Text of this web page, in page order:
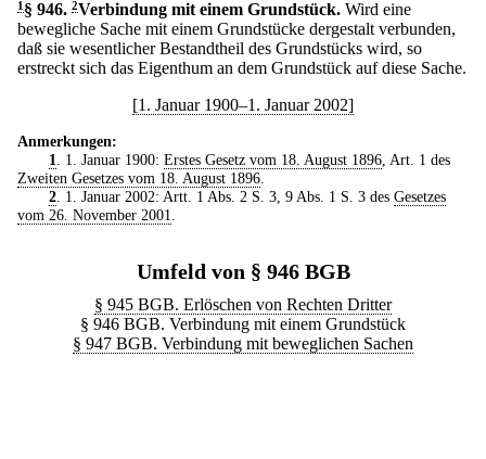
1 § 946. 2Verbindung mit einem Grundstück. Wird eine
bewegliche Sache mit einem Grundstücke dergestalt verbunden,
daß sie wesentlicher Bestandtheil des Grundstücks wird, so
erstreckt sich das Eigenthum an dem Grundstück auf diese Sache.
[1. Januar 1900–1. Januar 2002]
Anmerkungen:
1
. 1. Januar 1900: Erstes Gesetz vom 18. August 1896, Art. 1 des
Zweiten Gesetzes vom 18. August 1896
2. 1. Januar 2002: Artt. 1 Abs. 2 S. 3, 9 Abs. 1 S. 3 des Gesetzes
vom 26. November 2001
Umfeld von § 946 BGB
§ 945 BGB. Erlöschen von Rechten Dritter
§ 946 BGB. Verbindung mit einem Grundstück
§ 947 BGB. Verbindung mit beweglichen Sachen